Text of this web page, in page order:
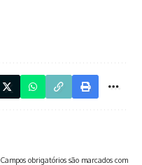
Campos obrigatórios são marcados com